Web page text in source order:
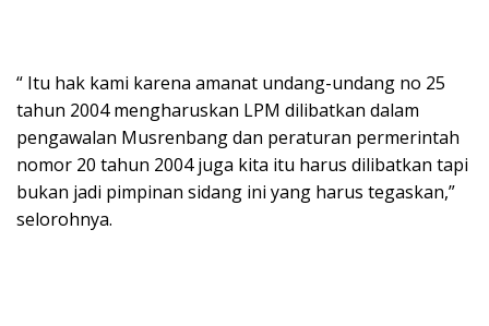
“ Itu hak kami karena amanat undang-undang no 25
tahun 2004 mengharuskan LPM dilibatkan dalam
pengawalan Musrenbang dan peraturan permerintah
nomor 20 tahun 2004 juga kita itu harus dilibatkan tapi
bukan jadi pimpinan sidang ini yang harus tegaskan,”
selorohnya.